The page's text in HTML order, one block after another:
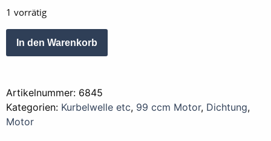
1 vorrätig
Ölzentrifuge
Kurbelwelle
99
In den Warenkorb
Artikelnummer: 6845
Kategorien: Kurbelwelle etc, 99 ccm Motor, Dichtung,
Motor